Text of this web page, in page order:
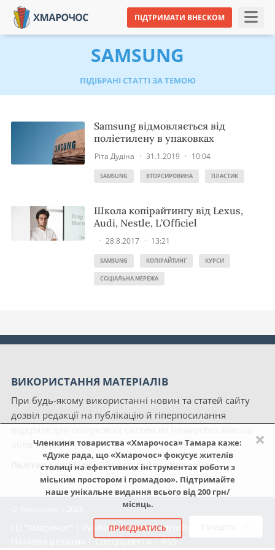
ПІДТРИМАТИ ВНЕСКОМ
×
Членкиня товариства «Хмарочоса» Тамара каже:
«Дуже рада, що «Хмарочос» фокусує жителів
столиці на ефективних інструментах роботи з
міським простором і громадою». Підтримайте
наше унікальне видання всього від 200 грн/
місяць.
ПРИЄДНАТИСЬ
SAMSUNG
ПІДІБРАНІ СТАТТІ ЗА ТЕМОЮ
Samsung відмовляється від
поліетилену в упаковках
Ріта Дудіна · 31.1.2019 · 10:04
SAMSUNG ВТОРСИРОВИНА ПЛАСТИК
Школа копірайтингу від Lexus,
Audi, Nestle, L’Officiel
· 28.8.2017 · 13:21
SAMSUNG КОПІРАЙТИНГ КУРСИ
СОЦІАЛЬНА МЕРЕЖА
ВИКОРИСТАННЯ МАТЕРІАЛІВ
При будь-якому використанні новин та статей сайту
дозвіл редакції на публікацію й гіперпосилання
обов'язкові.
Політика конфіденційності сайту «Хмарочос»
Реклама|NGO Hmarochos
|Спецпроекти|RSS